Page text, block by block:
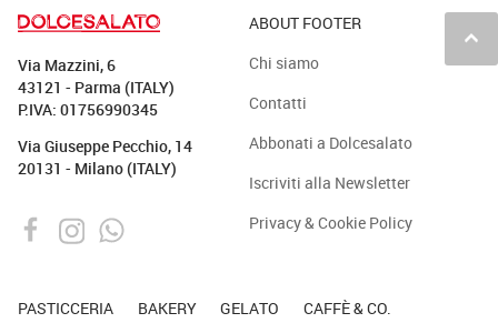
keyboard_arrow_up
Via Mazzini, 6
43121 - Parma (ITALY)
P.IVA: 01756990345
Via Giuseppe Pecchio, 14
20131 - Milano (ITALY)
ABOUT FOOTER
Chi siamo
Contatti
Abbonati a Dolcesalato
Iscriviti alla Newsletter
Privacy & Cookie Policy
PASTICCERIA BAKERY GELATO CAFFÈ & CO.